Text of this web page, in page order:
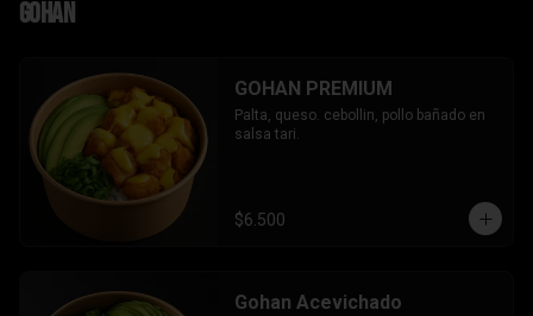
Gohan
GOHAN PREMIUM
Palta, queso. cebollin, pollo bañado en
salsa tari.
$6.500
Gohan Acevichado